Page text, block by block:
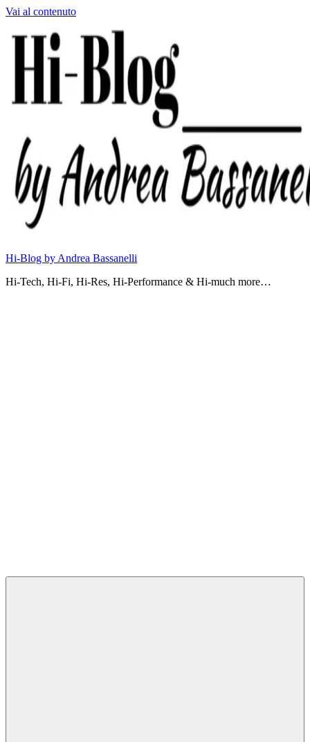
Vai al contenuto
Hi-Blog by Andrea Bassanelli
Hi-Tech, Hi-Fi, Hi-Res, Hi-Performance & Hi-much more…